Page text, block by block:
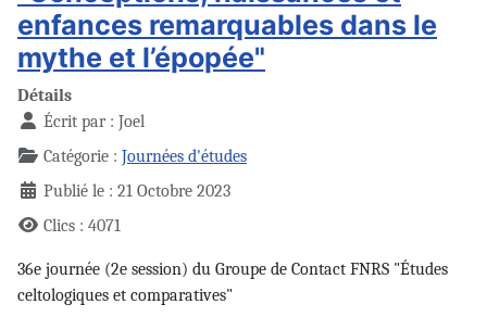
enfances remarquables dans le
mythe et l’épopée"
Détails
Écrit par : Joel
Catégorie : Journées d'études
Publié le : 21 Octobre 2023
Clics : 4071
36e journée (2e session) du Groupe de Contact FNRS "Études
celtologiques et comparatives"